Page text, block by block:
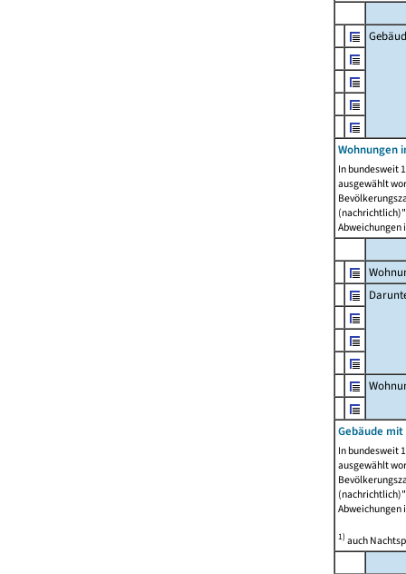
Wohnungen
In bundesweit
ausgewählt
Abweichungen
Gebäude
In bundesweit
ausgewählt
Abweichungen
1)auch